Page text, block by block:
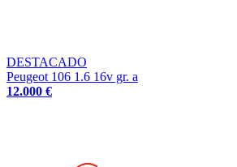
DESTACADO
Peugeot 106 1.6 16v gr. a
12.000 €